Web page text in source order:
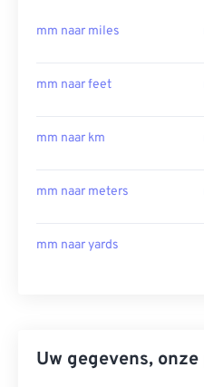
mm naar miles
mm naar feet
mm naar km
mm naar meters
mm naar yards
Uw gegevens,